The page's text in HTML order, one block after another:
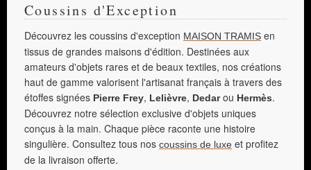
Coussins d'Exception
Découvrez les coussins d'exception MAISON TRAMIS en
tissus de grandes maisons d'édition. Destinées aux
amateurs d'objets rares et de beaux textiles, nos créations
haut de gamme valorisent l'artisanat français à travers des
étoffes signées Pierre Frey, Lelièvre, Dedarou Hermès.
Découvrez notre sélection exclusive d'objets uniques
conçus à la main. Chaque pièce raconte une histoire
singulière. Consultez tous nos coussins de luxe et profitez
de la livraison offerte.